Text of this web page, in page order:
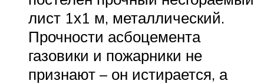
лист 1х1 м, металлический.
Прочности асбоцемента
газовики и пожарники не
признают – он истирается, а